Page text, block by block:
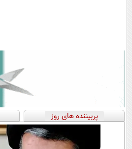
پربیننده های روز